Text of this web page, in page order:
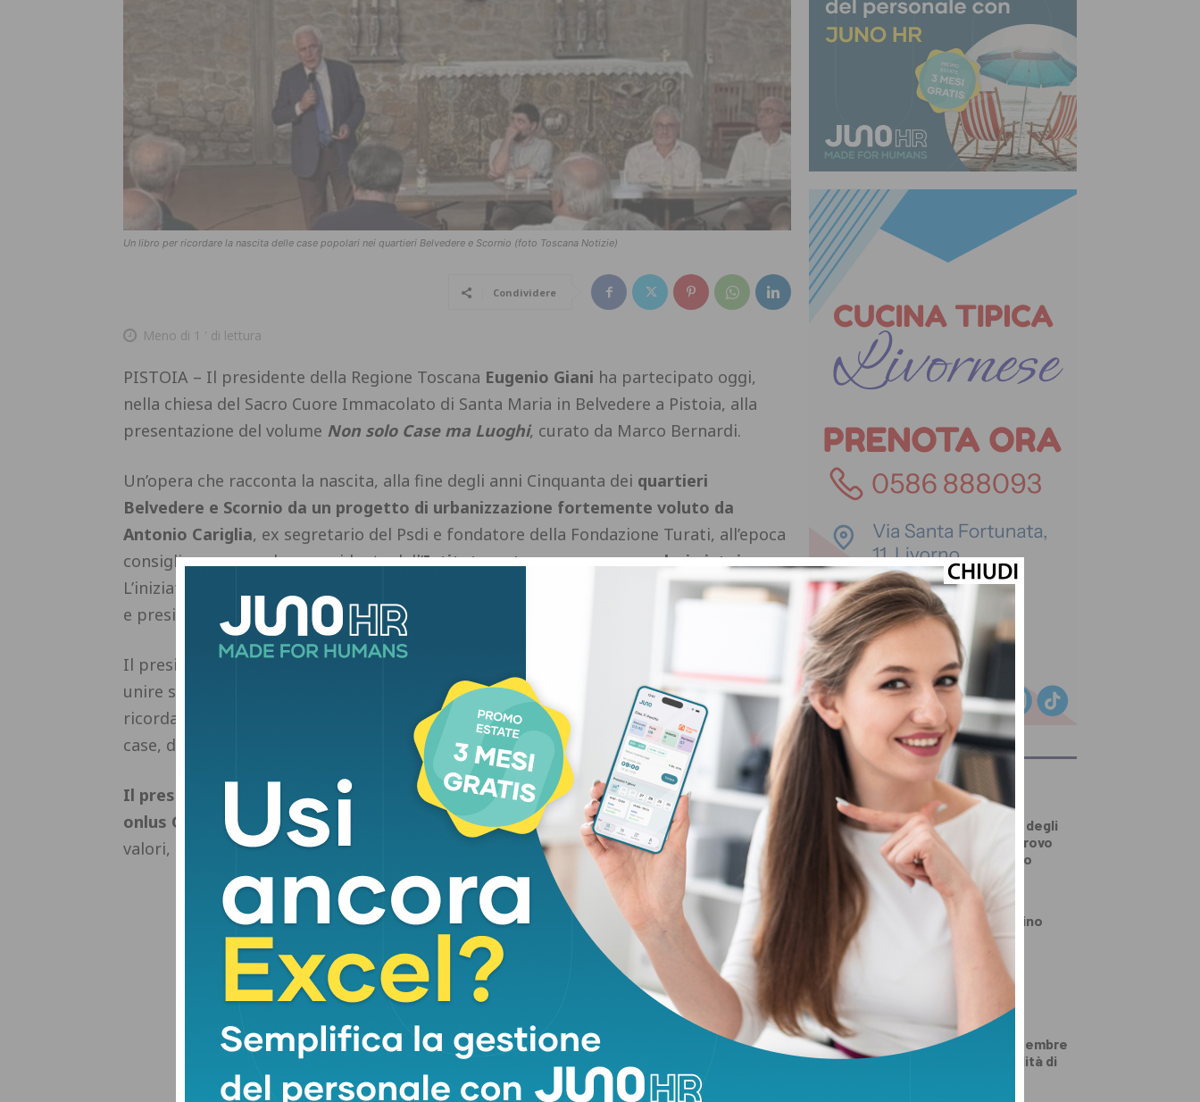
Un libro per ricordare la nascita delle case popolari nei quartieri Belvedere e Scornio (foto Toscana Notizie)
Condividere
Meno di 1 ' di lettura
PISTOIA – Il presidente della Regione Toscana Eugenio Giani ha partecipato oggi,
nella chiesa del Sacro Cuore Immacolato di Santa Maria in Belvedere a Pistoia, alla
presentazione del volume Non solo Case ma Luoghi, curato da Marco Bernardi.
Un’opera che racconta la nascita, alla fine degli anni Cinquanta dei quartieri
Belvedere e Scornio da un progetto di urbanizzazione fortemente voluto da
Antonio Cariglia, ex segretario del Psdi e fondatore della Fondazione Turati, all’epoca
consigliere comunale e presidente dell’Istituto autonomo case popolari pistoiese.
L’iniziativa odierna è stata dedicata anche
alla memoria di Nicola Cariglia, giornalista
e presidente della Fondazione Turati.
Il presidente, nel suo intervento, ha sottolineato il valore di quel progetto che “seppe
unire solidarietà, urbanistica e spirito di comunità”, “La Toscana – ha poi aggiunto –
ricorda e valorizza chi ha saputo immaginare un domani più giusto, partendo dalle
case, dai luoghi, dalle relazioni”.
Il presidente ha quindi ringraziato l’attuale presidente della Fondazione Turati
onlus Giancarlo Magni“per aver voluto questa iniziativa che custodisce memoria,
valori, e un’idea concreta di futuro fondata sulla dignità delle persone”.
ULTIMI ARTICOLI
PRIMO PIANO
Pistoia dalla parte degli
anziani: punti di ritrovo
aperti tutto agosto
PRIMO PIANO
Quarrata ricorda Gino
Bracali, Giordano
Cappellini e Mario
Carta d’identità
elettronica, a settembre
cambiano le modalità di